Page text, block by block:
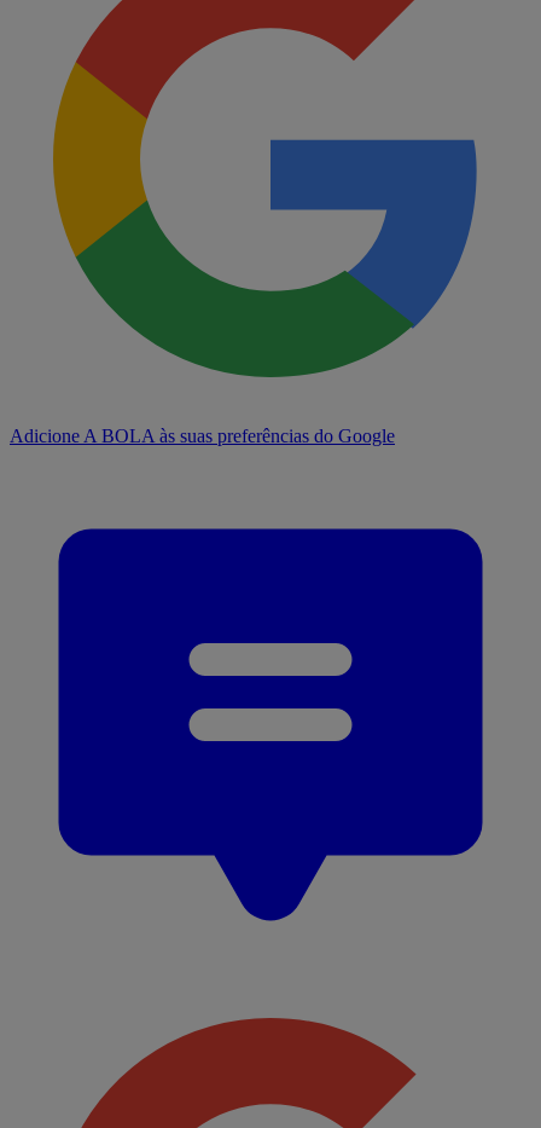
Adicione A BOLA às suas preferências do Google